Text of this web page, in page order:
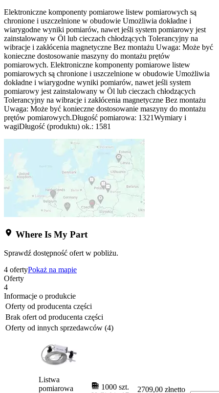
Elektroniczne komponenty pomiarowe listew pomiarowych są
chronione i uszczelnione w obudowie Umożliwia dokładne i
wiarygodne wyniki pomiarów, nawet jeśli system pomiarowy jest
zainstalowany w Öl lub cieczach chłodzących Tolerancyjny na
wibracje i zakłócenia magnetyczne Bez montażu Uwaga: Może być
konieczne dostosowanie maszyny do montażu prętów
pomiarowych. Elektroniczne komponenty pomiarowe listew
pomiarowych są chronione i uszczelnione w obudowie Umożliwia
dokładne i wiarygodne wyniki pomiarów, nawet jeśli system
pomiarowy jest zainstalowany w Öl lub cieczach chłodzących
Tolerancyjny na wibracje i zakłócenia magnetyczne Bez montażu
Uwaga: Może być konieczne dostosowanie maszyny do montażu
prętów pomiarowych.Długość pomiarowa: 1321Wymiary i
wagiDługość (produktu) ok.: 1581
Where Is My Part
Sprawdź dostępność ofert w pobliżu.
4 ofertyPokaż na mapie
Oferty
4
Informacje o produkcie
Oferty od producenta części
Brak ofert od producenta części
Oferty od innych sprzedawców (4)
Listwa
pomiarowa
1000 szt.
2709,00 złnetto